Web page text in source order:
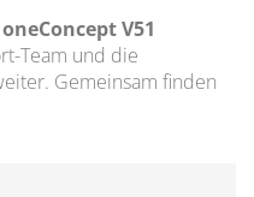
oneConcept V51
Team und die
Gemeinsam finden